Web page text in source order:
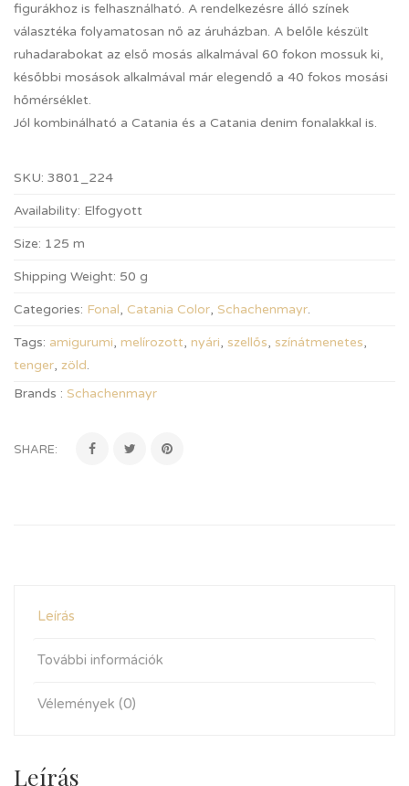
figurákhoz is felhasználható. A rendelkezésre álló színek
választéka folyamatosan nő az áruházban. A belőle készült
ruhadarabokat az első mosás alkalmával 60 fokon mossuk ki,
későbbi mosások alkalmával már elegendő a 40 fokos mosási
hőmérséklet.
Jól kombinálható a Catania és a Catania denim fonalakkal is.
SKU: 3801_224
Availability: Elfogyott
Size: 125 m
Shipping Weight: 50 g
Categories: Fonal, Catania Color, Schachenmayr.
Tags: amigurumi, melírozott, nyári, szellős, színátmenetes,
tenger, zöld.
Brands : Schachenmayr
SHARE:
Leírás
További információk
Vélemények (0)
Leírás